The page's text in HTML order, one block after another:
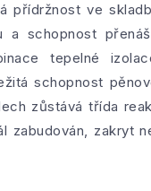
přídržnost ve
schopnost
tepelné
schopnost
zůstává třída
zakryt